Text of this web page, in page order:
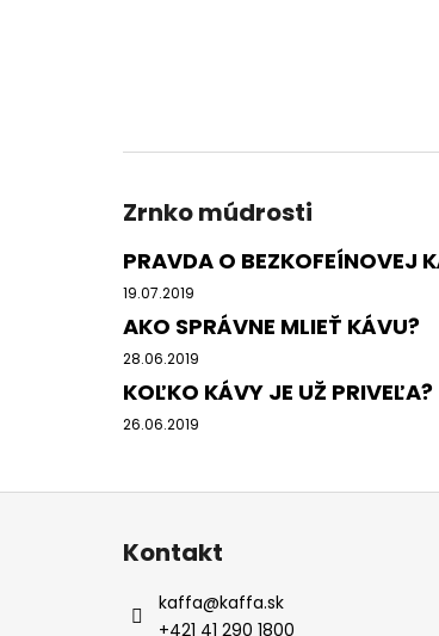
Zrnko múdrosti
PRAVDA O BEZKOFEÍNOVEJ
19.07.2019
AKO SPRÁVNE MLIEŤ KÁVU?
28.06.2019
KOĽKO KÁVY JE UŽ PRIVEĽA?
26.06.2019
Kontakt
kaffa@kaffa.sk
+421 41 290 1800